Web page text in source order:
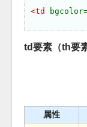
<td
td要素（th要素
属性